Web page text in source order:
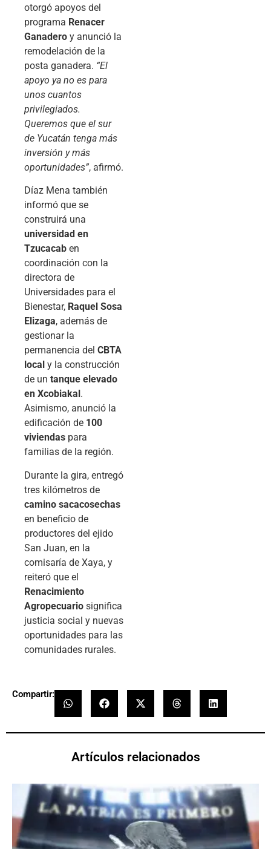
otorgó apoyos del
programa Renacer
Ganadero y anunció la
remodelación de la
posta ganadera. “El
apoyo ya no es para
unos cuantos
privilegiados.
Queremos que el sur
de Yucatán tenga más
inversión y más
oportunidades”, afirmó.
Díaz Mena también
informó que se
construirá una
universidad en
Tzucacab en
coordinación con la
directora de
Universidades para el
Bienestar, Raquel Sosa
Elizaga, además de
gestionar la
permanencia del CBTA
local y la construcción
de un tanque elevado
en Xcobiakal .
Asimismo, anunció la
edificación de 100
viviendas para
familias de la región.
Durante la gira, entregó
tres kilómetros de
camino sacacosechas
en beneficio de
productores del ejido
San Juan, en la
comisaría de Xaya, y
reiteró que el
Renacimiento
Agropecuario significa
justicia social y nuevas
oportunidades para las
comunidades rurales.
Compartir:
Artículos relacionados